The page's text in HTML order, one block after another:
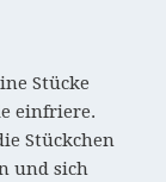
Stücke
einfriere.
Stückchen
und sich